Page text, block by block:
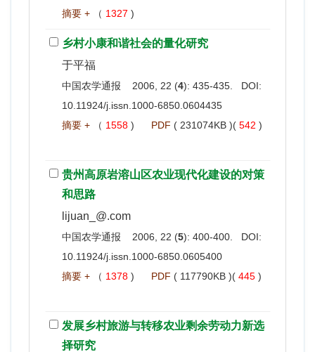
摘要 + （ 1327 )
乡村小康和谐社会的量化研究
于平福
中国农学通报 2006, 22 (4): 435-435. DOI:
10.11924/j.issn.1000-6850.0604435
摘要 + （ 1558 ) PDF ( 231074KB )( 542 )
贵州高原岩溶山区农业现代化建设的对策
和思路
lijuan_@.com
中国农学通报 2006, 22 (5): 400-400. DOI:
10.11924/j.issn.1000-6850.0605400
摘要 + （ 1378 ) PDF ( 117790KB )( 445 )
发展乡村旅游与转移农业剩余劳动力新选
择研究